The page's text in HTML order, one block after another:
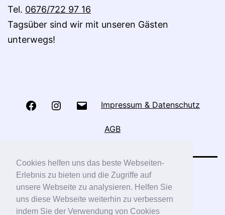
Cookies helfen uns das beste Webseiten-
Erlebnis zu bieten und die Zugriffe auf
unsere Webseite zu analysieren. Helfen Sie
uns diese Webseite weiterhin zu verbessern
indem Sie der Verwendung von Cookies
Tel. 0676/722 97 16
Tagsüber sind wir mit unseren Gästen
unterwegs!
FacebookInstagram Impressum & Datenschutz
AGB